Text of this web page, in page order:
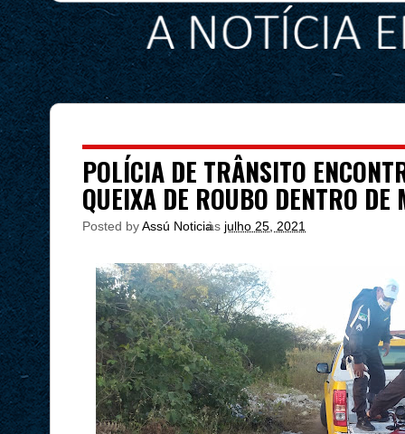
POLÍCIA DE TRÂNSITO
QUEIXA DE ROUBO DENTRO DE
Posted byAssú Noticia
às julho 25, 2021